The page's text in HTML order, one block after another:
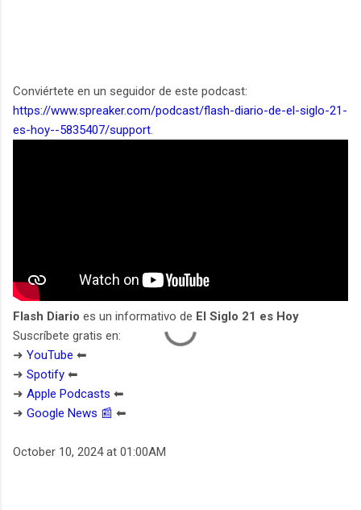
Conviértete en un seguidor de este podcast:
https://www.spreaker.com/podcast/flash-diario-de-el-siglo-21-
es-hoy--5835407/support.
Flash Diario es un informativo de El Siglo 21 es Hoy
Suscríbete gratis en:
➜ YouTube ⬅︎
➜ Spotify ⬅︎
➜ Apple Podcasts ⬅︎
➜ Google News 📰 ⬅︎
October 10, 2024 at 01:00AM